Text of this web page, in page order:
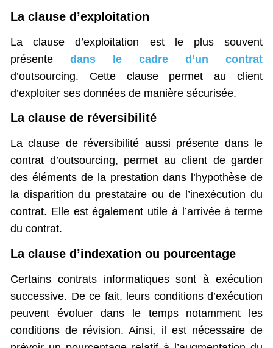
La clause d’exploitation
La clause d’exploitation est le plus souvent
présente dans le cadre d’un contrat
d’outsourcing. Cette clause permet au client
d’exploiter ses données de manière sécurisée.
La clause de réversibilité
La clause de réversibilité aussi présente dans le
contrat d’outsourcing, permet au client de garder
des éléments de la prestation dans l’hypothèse de
la disparition du prestataire ou de l’inexécution du
contrat. Elle est également utile à l’arrivée à terme
du contrat.
La clause d’indexation ou pourcentage
Certains contrats informatiques sont à exécution
successive. De ce fait, leurs conditions d’exécution
peuvent évoluer dans le temps notamment les
conditions de révision. Ainsi, il est nécessaire de